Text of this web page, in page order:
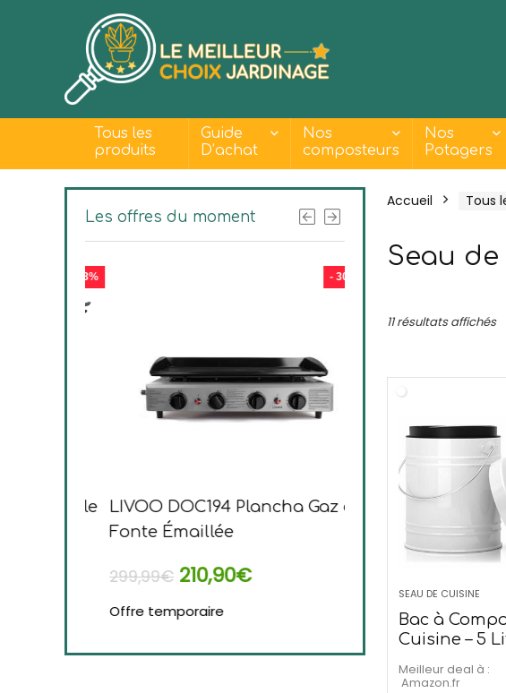
Tous les
produits
Guide
D’achat
Nos
composteurs
Nos
Potagers
Les offres du moment
- 30%
LIVOO DOC194 Plancha Gaz en
Fonte Émaillée
299,99€ 210,90€
Offre temporaire
Tefal Maxi Plancha
Plancha Electrique
Offre temporaire
Accueil Tous
Seau
11 résultats affichés
SEAU DE CUISINE
Bac à
Cuisine – 5
Charbon
Meilleur deal à :
Amazon.fr